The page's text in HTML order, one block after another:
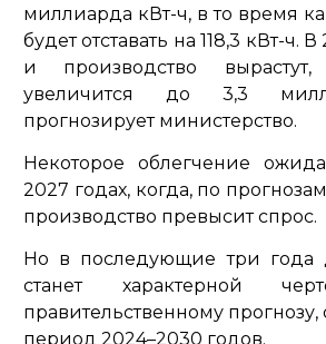
миллиарда кВт-ч, в то время
будет отставать на 118,3 кВт-ч.
и производство
увеличится до 3,3
прогнозирует министерство.
Некоторое облегчение
2027 годах, когда, по
производство превысит спрос.
Но в последующие три года
станет характерной
правительственному
период 2024–2030 годов.